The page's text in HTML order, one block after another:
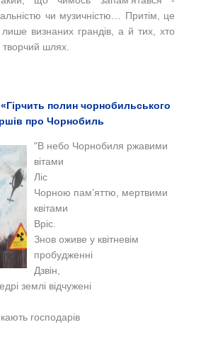
чи музичністю… Притім, це
визнаних грандів, а й тих, хто
шлях.
полин чорнобильського
про Чорнобиль
"В небо Чорнобиля ржавими
вітами
Ліс
Чорною пам’яттю, мертвими
квітами
Вріс.
Знов оживе у квітневім
пробудженні
Дзвін,
землі відчужені
господарів